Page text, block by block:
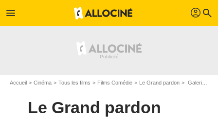
menu profil search
Accueil Cinéma Tous les films Films Comédie Le Grand pardon Galerie photos du film Le Grand pardon
Le Grand pardon